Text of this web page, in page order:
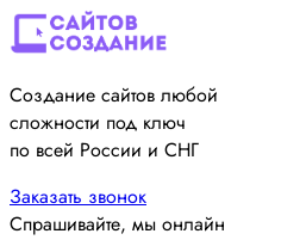
Создание сайтов любой
сложности под ключ
по всей России и СНГ
Заказать звонок
Спрашивайте, мы онлайн